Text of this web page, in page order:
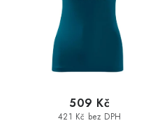
421 Kč bez DPH
509 Kč